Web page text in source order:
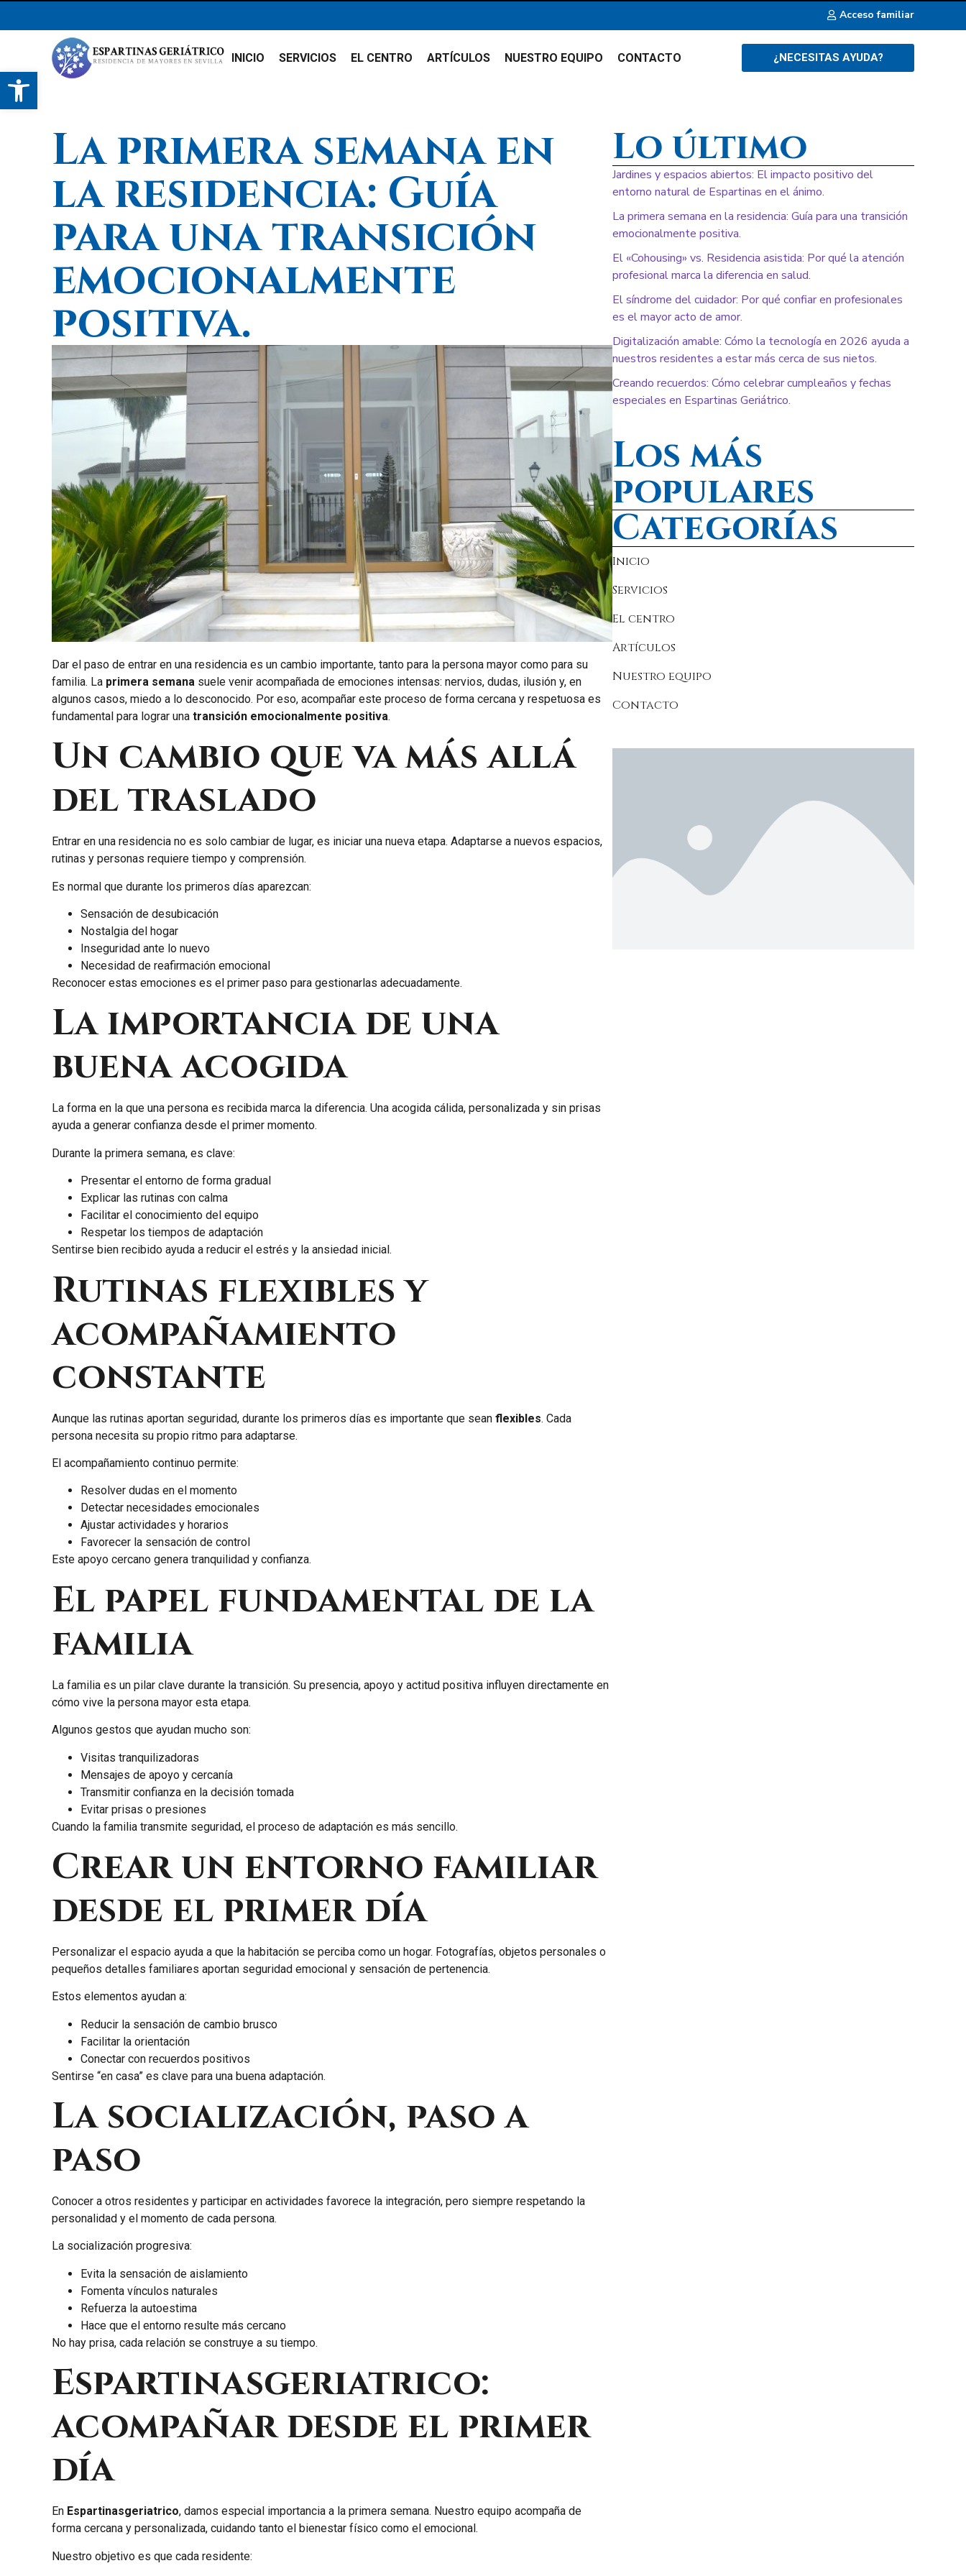
Abrir barra de herramientas
Acceso familiar
INICIO SERVICIOS EL CENTRO ARTÍCULOS NUESTRO EQUIPO CONTACTO ¿NECESITAS AYUDA?
La primera semana en
la residencia: Guía
para una transición
emocionalmente
positiva.
Dar el paso de entrar en una residencia es un cambio importante, tanto para la persona mayor como para su
familia. La primera semana suele venir acompañada de emociones intensas: nervios, dudas, ilusión y, en
algunos casos, miedo a lo desconocido. Por eso, acompañar este proceso de forma cercana y respetuosa es
fundamental para lograr una transición emocionalmente positiva.
Un cambio que va más allá
del traslado
Entrar en una residencia no es solo cambiar de lugar, es iniciar una nueva etapa. Adaptarse a nuevos espacios,
rutinas y personas requiere tiempo y comprensión.
Es normal que durante los primeros días aparezcan:
Sensación de desubicación
Nostalgia del hogar
Inseguridad ante lo nuevo
Necesidad de reafirmación emocional
Reconocer estas emociones es el primer paso para gestionarlas adecuadamente.
La importancia de una
buena acogida
La forma en la que una persona es recibida marca la diferencia. Una acogida cálida, personalizada y sin prisas
ayuda a generar confianza desde el primer momento.
Durante la primera semana, es clave:
Presentar el entorno de forma gradual
Explicar las rutinas con calma
Facilitar el conocimiento del equipo
Respetar los tiempos de adaptación
Sentirse bien recibido ayuda a reducir el estrés y la ansiedad inicial.
Rutinas flexibles y
acompañamiento
constante
Aunque las rutinas aportan seguridad, durante los primeros días es importante que sean flexibles. Cada
persona necesita su propio ritmo para adaptarse.
El acompañamiento continuo permite:
Resolver dudas en el momento
Detectar necesidades emocionales
Ajustar actividades y horarios
Favorecer la sensación de control
Este apoyo cercano genera tranquilidad y confianza.
El papel fundamental de la
familia
La familia es un pilar clave durante la transición. Su presencia, apoyo y actitud positiva influyen directamente en
cómo vive la persona mayor esta etapa.
Algunos gestos que ayudan mucho son:
Visitas tranquilizadoras
Mensajes de apoyo y cercanía
Transmitir confianza en la decisión tomada
Evitar prisas o presiones
Cuando la familia transmite seguridad, el proceso de adaptación es más sencillo.
Crear un entorno familiar
desde el primer día
Personalizar el espacio ayuda a que la habitación se perciba como un hogar. Fotografías, objetos personales o
pequeños detalles familiares aportan seguridad emocional y sensación de pertenencia.
Estos elementos ayudan a:
Reducir la sensación de cambio brusco
Facilitar la orientación
Conectar con recuerdos positivos
Sentirse “en casa” es clave para una buena adaptación.
La socialización, paso a
paso
Conocer a otros residentes y participar en actividades favorece la integración, pero siempre respetando la
personalidad y el momento de cada persona.
La socialización progresiva:
Evita la sensación de aislamiento
Fomenta vínculos naturales
Refuerza la autoestima
Hace que el entorno resulte más cercano
No hay prisa, cada relación se construye a su tiempo.
Espartinasgeriatrico:
acompañar desde el primer
día
En Espartinasgeriatrico, damos especial importancia a la primera semana. Nuestro equipo acompaña de
forma cercana y personalizada, cuidando tanto el bienestar físico como el emocional.
Nuestro objetivo es que cada residente:
Lo último
Jardines y espacios abiertos: El impacto positivo del
entorno natural de Espartinas en el ánimo.
La primera semana en la residencia: Guía para una transición
emocionalmente positiva.
El «Cohousing» vs. Residencia asistida: Por qué la atención
profesional marca la diferencia en salud.
El síndrome del cuidador: Por qué confiar en profesionales
es el mayor acto de amor.
Digitalización amable: Cómo la tecnología en 2026 ayuda a
nuestros residentes a estar más cerca de sus nietos.
Creando recuerdos: Cómo celebrar cumpleaños y fechas
especiales en Espartinas Geriátrico.
Los más
populares
Categorías
Inicio
Servicios
El centro
Artículos
Nuestro equipo
Contacto